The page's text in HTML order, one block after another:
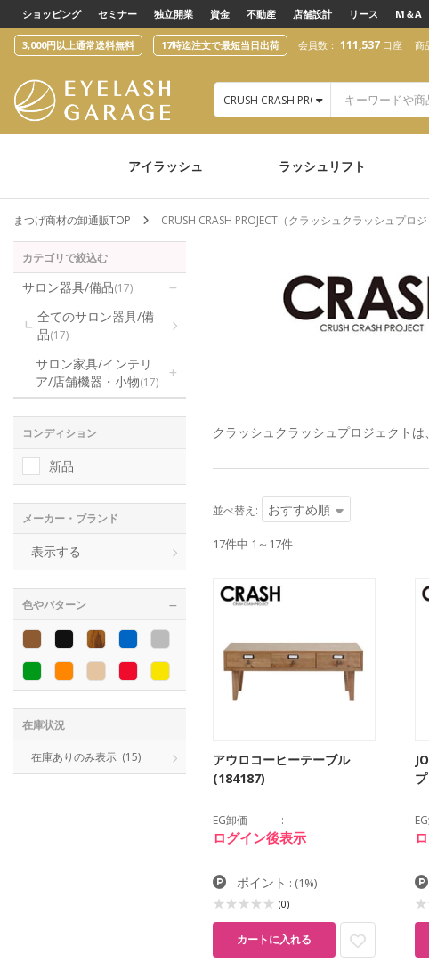
text.skipToContent
text.skipToNavigation
ショッピング セミナー 独立開業 資金 不動産 店舗設計 リース M＆A
3,000円以上通常送料無料 17時迄注文で最短当日出荷 会員数： 111,537 口座 商
CRUSH CRASH PROJECT（クラッシュク
アイラッシュ ラッシュリフト
まつげ商材の卸通販TOP CRUSH CRASH PROJECT（クラッシュクラッシュプロジ
カテゴリで絞込む
サロン器具/備品(17)
全てのサロン器具/備
品(17)
サロン家具/インテリ
ア/店舗機器・小物(17)
コンディション
新品
メーカー・ブランド
表示する
色やパターン
在庫状況
在庫ありのみ表示 (15)
並べ替え: おすすめ順
17件中 1～17件
アウロコーヒーテーブル
(184187)
EG卸価
ログイン後表示
ポイント : (1%)
(0)
カートに入れる